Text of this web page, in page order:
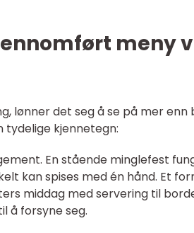
meny
lønner det seg å se på mer enn
tydelige kjennetegn:
En stående minglefest
kan spises med én hånd. Et
middag med servering til
å forsyne seg.